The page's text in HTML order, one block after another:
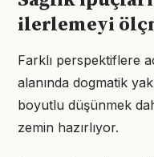
ilerlemeyi
Farklı perspektiflere
alanında dogmatik
boyutlu düşünmek
zemin hazırlıyor.